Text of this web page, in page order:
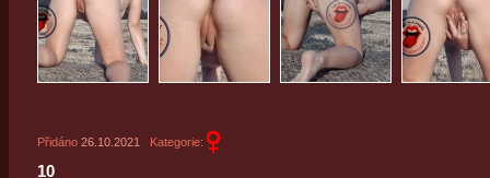
Přidáno 26.10.2021 Kategorie:
10